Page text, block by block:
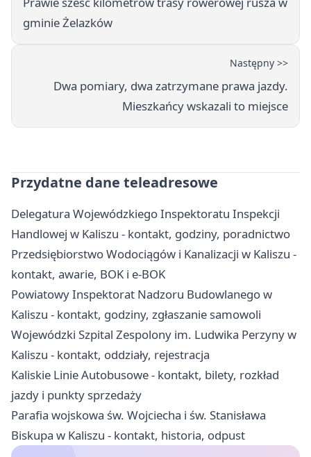
gminie Żelazków
Następny >>
Dwa pomiary, dwa zatrzymane prawa jazdy.
Mieszkańcy wskazali to miejsce
Przydatne dane teleadresowe
Delegatura Wojewódzkiego Inspektoratu Inspekcji
Handlowej w Kaliszu - kontakt, godziny, poradnictwo
Przedsiębiorstwo Wodociągów i Kanalizacji w Kaliszu -
kontakt, awarie, BOK i e-BOK
Powiatowy Inspektorat Nadzoru Budowlanego w
Kaliszu - kontakt, godziny, zgłaszanie samowoli
Wojewódzki Szpital Zespolony im. Ludwika Perzyny w
Kaliszu - kontakt, oddziały, rejestracja
Kaliskie Linie Autobusowe - kontakt, bilety, rozkład
jazdy i punkty sprzedaży
Parafia wojskowa św. Wojciecha i św. Stanisława
Biskupa w Kaliszu - kontakt, historia, odpust